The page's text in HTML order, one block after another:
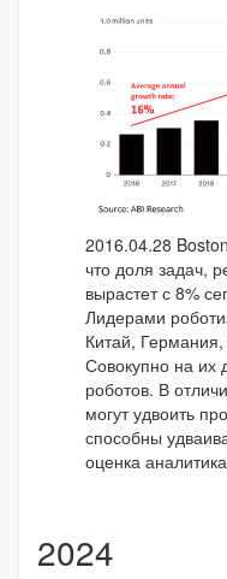
2016.04.28
что доля задач,
вырастет с 8%
Лидерами
Китай,
Совокупно на их
роботов. В
могут удвоить
способны
оценка
2024